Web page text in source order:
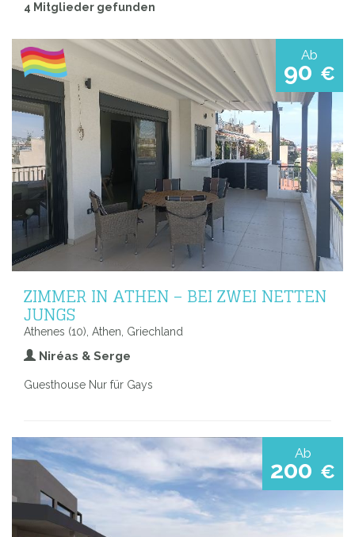
4 Mitglieder gefunden
Ab
90 €
ZIMMER IN ATHEN – BEI ZWEI NETTEN
JUNGS
Athenes (10), Athen, Griechland
Niréas & Serge
Guesthouse Nur für Gays
Ab
200 €